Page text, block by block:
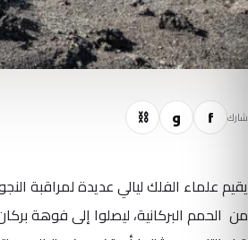
شارك f و ⛓
يقيم علماء الفلك ليالي عديدة لمراقبة
من الحمم البركانية، ليصلوا إلى فوهة